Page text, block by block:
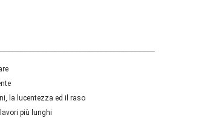
la lucentezza ed il raso
più lunghi